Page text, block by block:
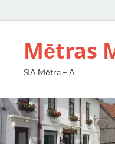
Mētras
SIA Mētra – A